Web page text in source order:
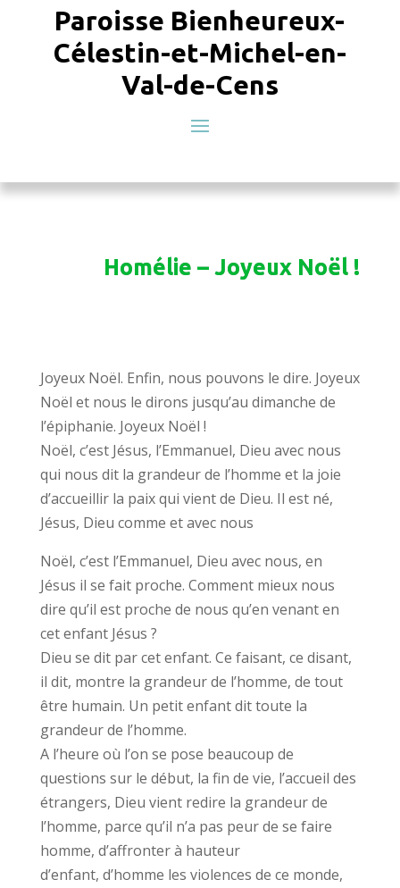
Paroisse Bienheureux-
Célestin-et-Michel-en-
Val-de-Cens
Homélie – Joyeux Noël !
Joyeux Noël. Enfin, nous pouvons le dire. Joyeux
Noël et nous le dirons jusqu’au dimanche de
l’épiphanie. Joyeux Noël !
Noël, c’est Jésus, l’Emmanuel, Dieu avec nous
qui nous dit la grandeur de l’homme et la joie
d’accueillir la paix qui vient de Dieu. Il est né,
Jésus, Dieu comme et avec nous
Noël, c’est l’Emmanuel, Dieu avec nous, en
Jésus il se fait proche. Comment mieux nous
dire qu’il est proche de nous qu’en venant en
cet enfant Jésus ?
Dieu se dit par cet enfant. Ce faisant, ce disant,
il dit, montre la grandeur de l’homme, de tout
être humain. Un petit enfant dit toute la
grandeur de l’homme.
A l’heure où l’on se pose beaucoup de
questions sur le début, la fin de vie, l’accueil des
étrangers, Dieu vient redire la grandeur de
l’homme, parce qu’il n’a pas peur de se faire
homme, d’affronter à hauteur
d’enfant, d’homme les violences de ce monde,